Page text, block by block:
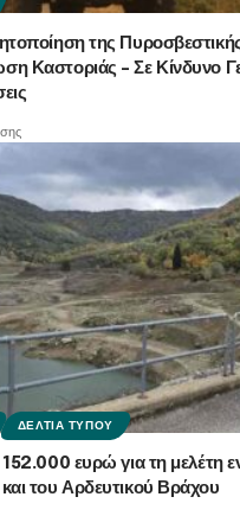
της
Καστοριάς – Σε Κίνδυνο
ΔΕΛΤΊΑ ΤΎΠΟΥ
152.000 ευρώ για τη μελέτη
του Αρδευτικού Βράχου